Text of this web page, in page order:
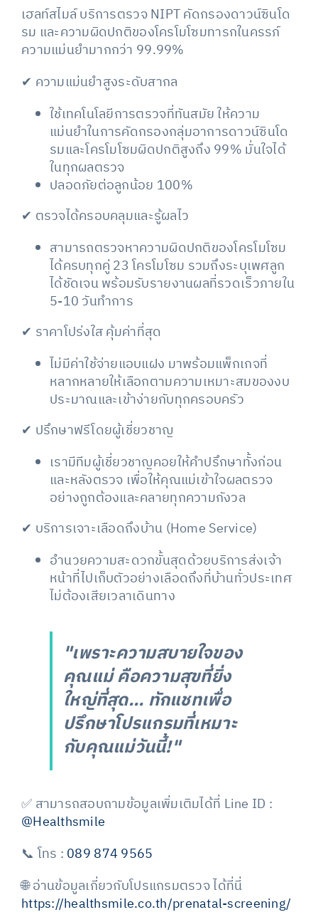
เฮลท์สไมล์ บริการตรวจ NIPT คัดกรองดาวน์ซินโด
รม และความผิดปกติของโครโมโซมทารกในครรภ์
ความแม่นยำมากกว่า 99.99%
✔ ความแม่นยำสูงระดับสากล
ใช้เทคโนโลยีการตรวจที่ทันสมัย ให้ความ
แม่นยำในการคัดกรองกลุ่มอาการดาวน์ซินโด
รมและโครโมโซมผิดปกติสูงถึง 99% มั่นใจได้
ในทุกผลตรวจ
ปลอดภัยต่อลูกน้อย 100%
✔ ตรวจได้ครอบคลุมและรู้ผลไว
สามารถตรวจหาความผิดปกติของโครโมโซม
ได้ครบทุกคู่ 23 โครโมโซม รวมถึงระบุเพศลูก
ได้ชัดเจน พร้อมรับรายงานผลที่รวดเร็วภายใน
5-10 วันทำการ
✔ ราคาโปร่งใส คุ้มค่าที่สุด
ไม่มีค่าใช้จ่ายแอบแฝง มาพร้อมแพ็กเกจที่
หลากหลายให้เลือกตามความเหมาะสมของงบ
ประมาณและเข้าง่ายกับทุกครอบครัว
✔ ปรึกษาฟรีโดยผู้เชี่ยวชาญ
เรามีทีมผู้เชี่ยวชาญคอยให้คำปรึกษาทั้งก่อน
และหลังตรวจ เพื่อให้คุณแม่เข้าใจผลตรวจ
อย่างถูกต้องและคลายทุกความกังวล
✔ บริการเจาะเลือดถึงบ้าน (Home Service)
อำนวยความสะดวกขั้นสุดด้วยบริการส่งเจ้า
หน้าที่ไปเก็บตัวอย่างเลือดถึงที่บ้านทั่วประเทศ
ไม่ต้องเสียเวลาเดินทาง
"เพราะความสบายใจของ
คุณแม่ คือความสุขที่ยิ่ง
ใหญ่ที่สุด... ทักแชทเพื่อ
ปรึกษาโปรแกรมที่เหมาะ
กับคุณแม่วันนี้!"
✅ สามารถสอบถามข้อมูลเพิ่มเติมได้ที่ Line ID :
@Healthsmile
📞 โทร : 089 874 9565
🌐 อ่านข้อมูลเกี่ยวกับโปรแกรมตรวจ ได้ที่นี่
https://healthsmile.co.th/prenatal-screening/